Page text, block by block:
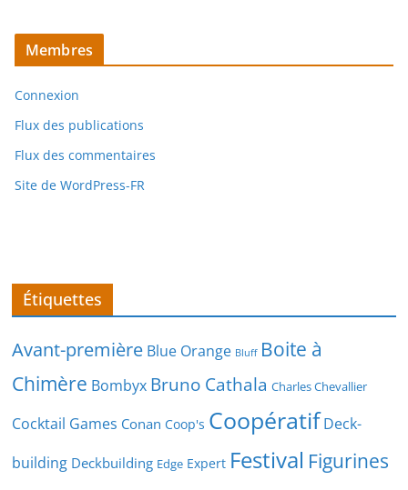
Membres
Connexion
Flux des publications
Flux des commentaires
Site de WordPress-FR
Étiquettes
Avant-première Blue Orange Bluff Boite à
Chimère Bombyx Bruno Cathala Charles Chevallier
Cocktail Games Conan Coop's Coopératif Deck-
building Deckbuilding Edge Expert Festival Figurines